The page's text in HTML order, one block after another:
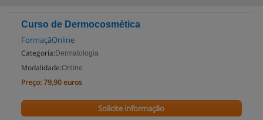
Curso de Dermocosmética
FormaçãOnline
Categoria: Dermatologia
Modalidade:Online
Preço:79,90 euros
Solicite informação